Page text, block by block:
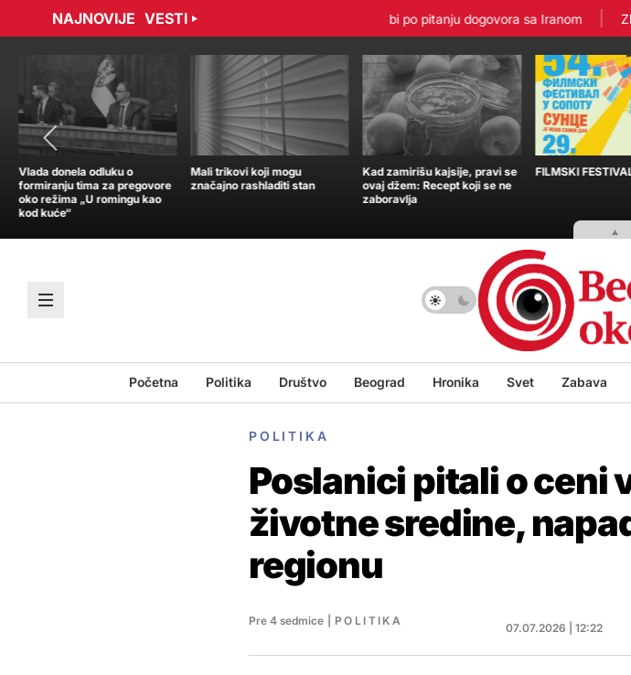
NAJNOVIJE VESTI
sporazumno raskinuli ugovor Tramp: Nisam u žurbi po pitanju dogovora sa Iranom
Vlada donela odluku o
formiranju tima za pregovore
oko režima „U romingu kao
kod kuće“
Mali trikovi koji mogu
značajno rashladiti stan
Kad zamirišu kajsije, pravi se
ovaj džem: Recept koji se ne
zaboravlja
FILMSKI
Početna Politika Društvo Beograd Hronika Svet Zabava
POLITIKA
Poslanici pitali o ceni
životne sredine,
regionu
Pre 4 sedmice POLITIKA 07.07.2026 | 12:22